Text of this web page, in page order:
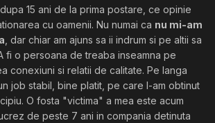
mai multi oameni cu care sa va
atat sansele de a avea relatii (pile) in
activitate vor creste considerabil.
stare sa atrageti atentia asupra voastra
asta intr-un scop care va poate ajuta
e distractie, dar faceti diferenta intre
sunt nefolositori si cei de care poate veti
15 ani de la prima postare, ce opinie
cu oamenii. Nu numai ca nu mi-am
, dar chiar am ajuns sa ii indrum si pe altii sa
fi o persoana de treaba inseamna pe
conexiuni si relatii de calitate. Pe langa
job stabil, bine platit, pe care l-am obtinut
O fosta "victima" a mea este acum
de peste 7 ani in compania detinuta